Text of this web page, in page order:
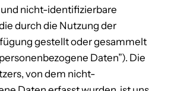
nicht-identifizierbare
durch die Nutzung der
gestellt oder gesammelt
Daten”). Die
von dem nicht-